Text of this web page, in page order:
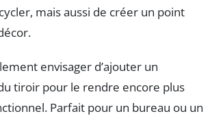
mais aussi de créer un point
envisager d’ajouter un
tiroir pour le rendre encore plus
Parfait pour un bureau ou un